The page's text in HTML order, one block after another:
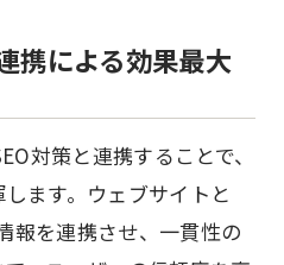
携による効果最大
対策と連携することで、
ます。ウェブサイトと
報を連携させ、一貫性の